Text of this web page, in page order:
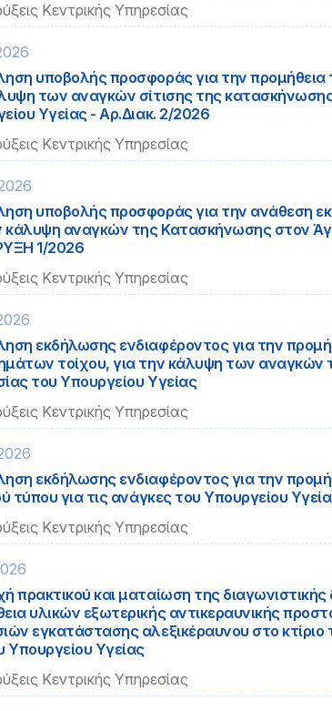
Κεντρικής Υπηρεσίας
υποβολής προσφοράς για την
των αναγκών σίτισης της
Υγείας - Αρ.Διακ. 2/2026
Κεντρικής Υπηρεσίας
υποβολής προσφοράς για την ανάθεση
κάλυψη αναγκών της Κατασκήνωσης στον
1/2026
Κεντρικής Υπηρεσίας
εκδήλωσης ενδιαφέροντος για την
τοίχου, για την κάλυψη των αναγκών
του Υπουργείου Υγείας
Κεντρικής Υπηρεσίας
εκδήλωσης ενδιαφέροντος για την
τύπου για τις ανάγκες του Υπουργείου
Κεντρικής Υπηρεσίας
πρακτικoύ και ματαίωση της διαγωνιστικής
υλικών εξωτερικής αντικεραυνικής
εγκατάστασης αλεξικέραυνου στο
Υπουργείου Υγείας
Κεντρικής Υπηρεσίας